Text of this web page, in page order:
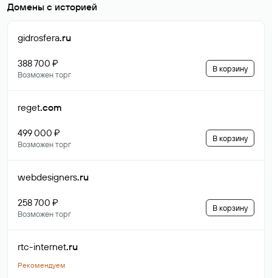
Домены с историей
gidrosfera.ru
388 700 ₽
Возможен торг
В корзину
reget.com
499 000 ₽
Возможен торг
В корзину
webdesigners.ru
258 700 ₽
Возможен торг
В корзину
rtc-internet.ru
Рекомендуем